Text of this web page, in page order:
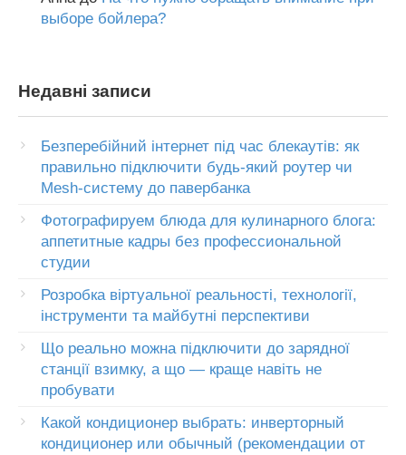
выборе бойлера?
Недавні записи
Безперебійний інтернет під час блекаутів: як
правильно підключити будь-який роутер чи
Mesh-систему до павербанка
Фотографируем блюда для кулинарного блога:
аппетитные кадры без профессиональной
студии
Розробка віртуальної реальності, технології,
інструменти та майбутні перспективи
Що реально можна підключити до зарядної
станції взимку, а що — краще навіть не
пробувати
Какой кондиционер выбрать: инверторный
кондиционер или обычный (рекомендации от